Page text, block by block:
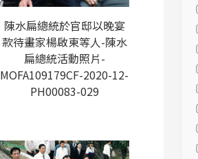
陳水扁總統於官邸以晚宴
款待畫家楊啟東等人-陳水
扁總統活動照片-
MOFA109179CF-2020-12-
PH00083-029